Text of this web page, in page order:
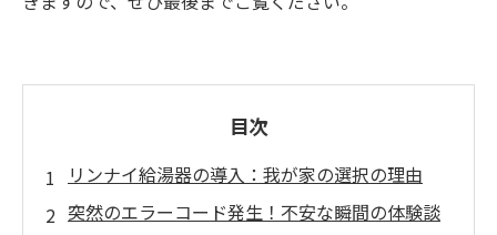
目次
リンナイ給湯器の導入：我が家の選択の理由
突然のエラーコード発生！不安な瞬間の体験談